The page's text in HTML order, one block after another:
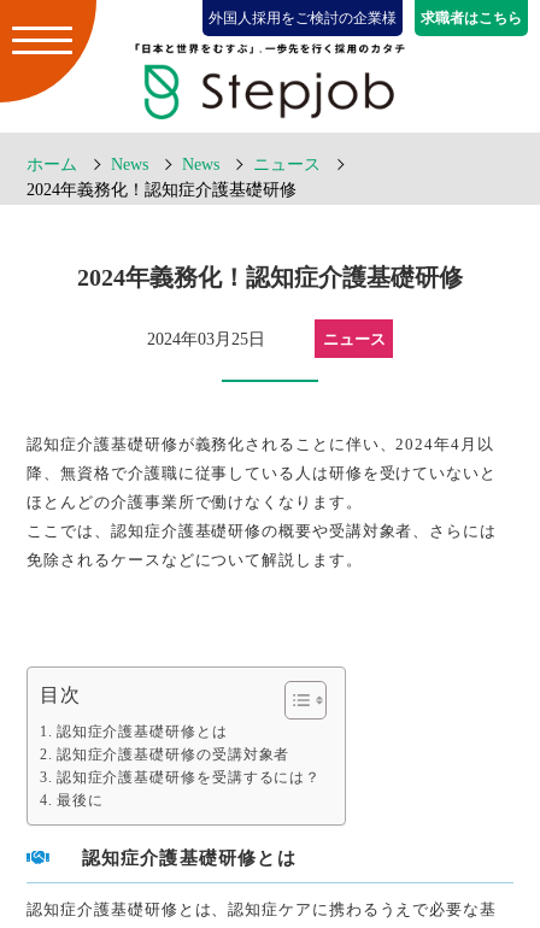
外国人採用をご検討の企業様 求職者はこちら
ホーム News News
ニュース
2024年義務化！認知症介護基礎研修
2024年義務化！認知症介護基礎研修
2024年03月25日 ニュース
認知症介護基礎研修が義務化されることに伴い、2024年4月以
降、無資格で介護職に従事している人は研修を受けていないと
ほとんどの介護事業所で働けなくなります。
ここでは、認知症介護基礎研修の概要や受講対象者、さらには
免除されるケースなどについて解説します。
目次
認知症介護基礎研修とは
認知症介護基礎研修の受講対象者
認知症介護基礎研修を受講するには？
最後に
認知症介護基礎研修とは
認知症介護基礎研修とは、認知症ケアに携わるうえで必要な基